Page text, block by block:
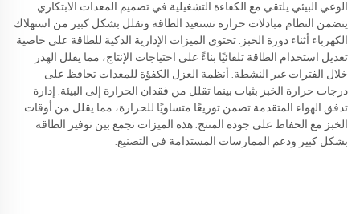
الوعي البيئي يلتقي مع الكفاءة التشغيلية في تصميم المعدات الابتكاري.
يتضمن النظام مبادلات حرارة تستعيد الطاقة وتقلل بشكل كبير من استهلاك
الكهرباء أثناء دورة الخبز. تحتوي الميزات الإدارية الذكية للطاقة على خاصية
تعديل استخدام الطاقة تلقائيًا بناءً على احتياجات الإنتاج، مما يقلل الهدر
خلال الفترات غير النشطة. أنظمة العزل الكفؤة للمعدات تحافظ على
درجات حرارة الخبز بثبات بينما تقلل من فقدان الحرارة إلى البيئة. إدارة
تدفق الهواء المتقدمة تضمن توزيعًا متساويًا للحرارة، مما يقلل من أوقات
الخبز مع الحفاظ على جودة المنتج. هذه الميزات تجمع بين توفير الطاقة
بشكل كبير ودعم الممارسات المستدامة في التصنيع.